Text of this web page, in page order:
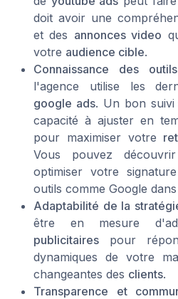
doit avoir une
et des annonces video
votre audience cible.
Connaissance des
l'agence utilise les
google ads. Un bon suivi
capacité à ajuster en
pour maximiser votre
Vous pouvez
optimiser votre
outils comme Google
Adaptabilité de la
être en mesure
publicitaires pour
dynamiques de votre
changeantes des clients.
Transparence et